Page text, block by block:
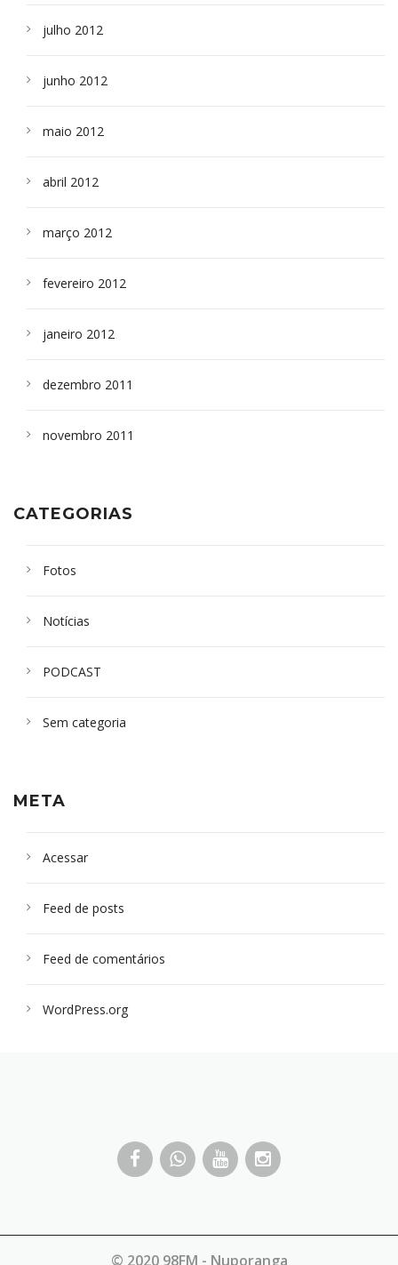
julho 2012
junho 2012
maio 2012
abril 2012
março 2012
fevereiro 2012
janeiro 2012
dezembro 2011
novembro 2011
CATEGORIAS
Fotos
Notícias
PODCAST
Sem categoria
META
Acessar
Feed de posts
Feed de comentários
WordPress.org
© 2020 98FM - Nuporanga